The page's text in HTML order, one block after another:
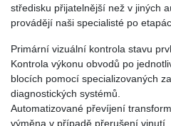
středisku přijatelnější než v jiných
provádějí naši specialisté po
Primární vizuální kontrola stavu
Kontrola výkonu obvodů po
blocích pomocí specializovaných
diagnostických systémů.
Automatizované převíjení
výměna v případě přerušení vinutí.